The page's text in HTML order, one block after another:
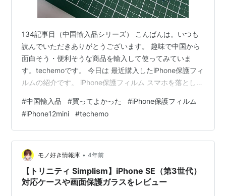
134記事目（中国輸入品シリーズ） こんばんは。いつも
読んでいただきありがとうございます。 趣味で中国から
面白そう・便利そうな商品を輸入して使ってみていま
す。techemoです。 今日は 最近購入したiPhone保護フィ
ルムの紹介です。 iPhone保護フィルム スマホを落として
てみました 特徴は ・しっかりしたいわゆるガラスフィル
ム ・５枚セット ・安い（１枚１００円以下） 使用感は
すごく安くて、説明書とかもなく不安でしたが これまで
使っていた国内で買った１０００円くらいのフィルムと
遜色ない感じです 違いとしてはインカメまでフィルムで
覆って…
#中国輸入品 #買ってよかった #iPhone保護フィルム
#iPhone12mini #techemo
モノ好き情報庫 • 4年前
【トリニティ Simplism】iPhone SE（第3世代）
対応ケースや画面保護ガラスをレビュー